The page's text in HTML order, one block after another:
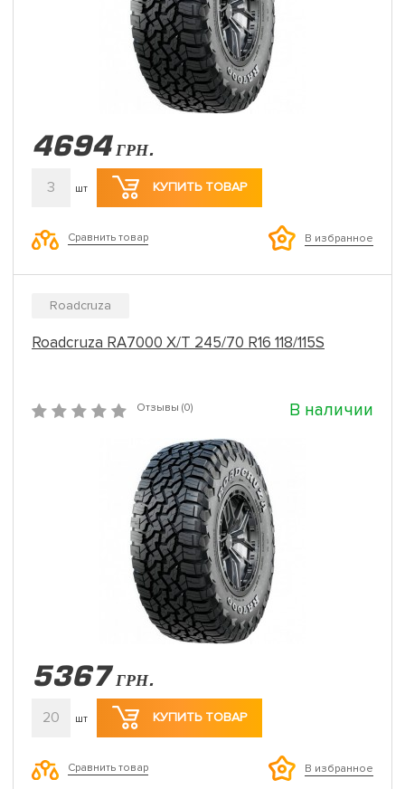
4694 ГРН.
3 шт КУПИТЬ ТОВАР
Сравнить товар В избранное
Roadcruza
Roadcruza RA7000 X/T 245/70 R16 118/115S
Отзывы (0) В наличии
5367 ГРН.
20 шт КУПИТЬ ТОВАР
Сравнить товар В избранное